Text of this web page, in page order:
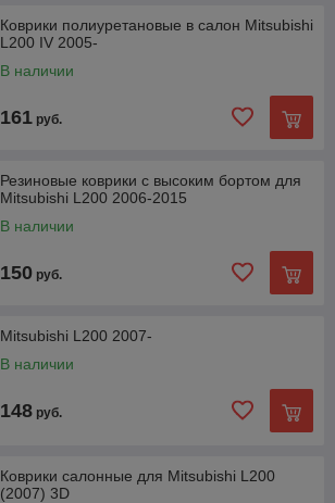
Коврики полиуретановые в салон Mitsubishi
L200 IV 2005-
В наличии
161 руб.
Резиновые коврики с высоким бортом для
Mitsubishi L200 2006-2015
В наличии
150 руб.
Mitsubishi L200 2007-
В наличии
148 руб.
Коврики салонные для Mitsubishi L200
(2007) 3D